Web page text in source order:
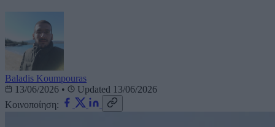
Baladis Koumpouras
13/06/2026 •
Updated 13/06/2026
Κοινοποίηση: